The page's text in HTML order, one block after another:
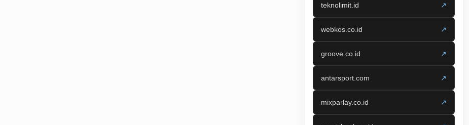
teknolimit.id ↗
webkos.co.id ↗
groove.co.id ↗
antarsport.com ↗
mixparlay.co.id ↗